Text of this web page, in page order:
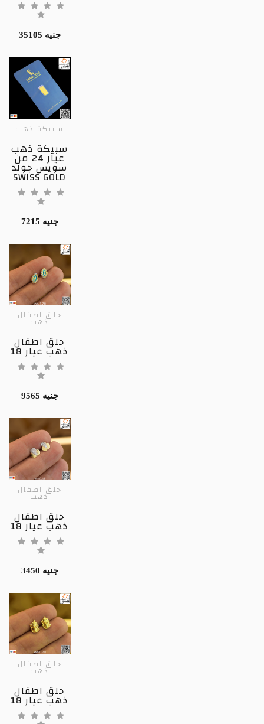
35105 جنيه
سبيكة ذهب
سبيكة ذهب
عيار 24 من
سويس جولد
SWISS GOLD
7215 جنيه
حلق اطفال
ذهب
حلق اطفال
ذهب عيار 18
9565 جنيه
حلق اطفال
ذهب
حلق اطفال
ذهب عيار 18
3450 جنيه
حلق اطفال
ذهب
حلق اطفال
ذهب عيار 18